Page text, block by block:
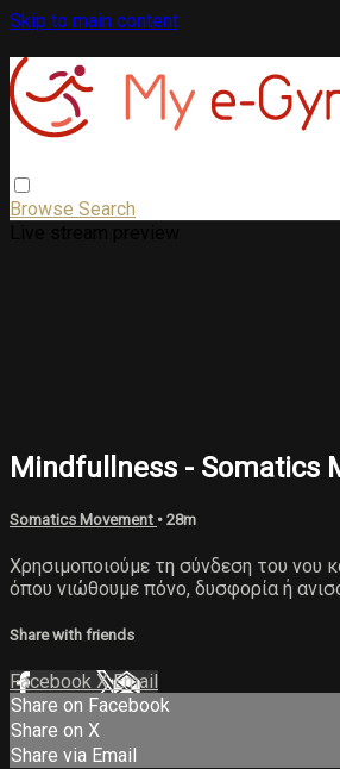
Skip to main content
Browse Search
Mindfullness - Somatics
Somatics Movement • 28m
Χρησιμοποιούμε τη σύνδεση του νου
όπου νιώθουμε πόνο, δυσφορία ή
Share with friends
Facebook XEmail
Share on Facebook
Share on X
Share via Email